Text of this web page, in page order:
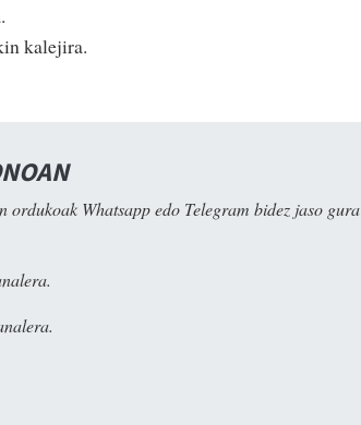
kalejira.
ordukoak Whatsapp edo Telegram bidez jaso gura